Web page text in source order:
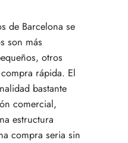
de Barcelona se
son más
otros
rápida. El
bastante
comercial,
estructura
compra seria sin